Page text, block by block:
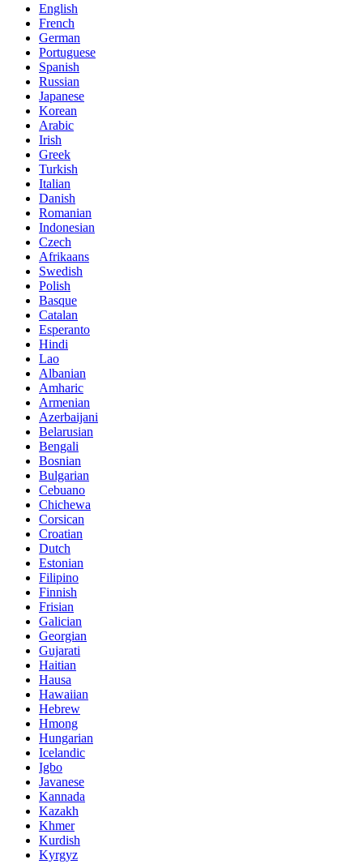
English
French
German
Portuguese
Spanish
Russian
Japanese
Korean
Arabic
Irish
Greek
Turkish
Italian
Danish
Romanian
Indonesian
Czech
Afrikaans
Swedish
Polish
Basque
Catalan
Esperanto
Hindi
Lao
Albanian
Amharic
Armenian
Azerbaijani
Belarusian
Bengali
Bosnian
Bulgarian
Cebuano
Chichewa
Corsican
Croatian
Dutch
Estonian
Filipino
Finnish
Frisian
Galician
Georgian
Gujarati
Haitian
Hausa
Hawaiian
Hebrew
Hmong
Hungarian
Icelandic
Igbo
Javanese
Kannada
Kazakh
Khmer
Kurdish
Kyrgyz